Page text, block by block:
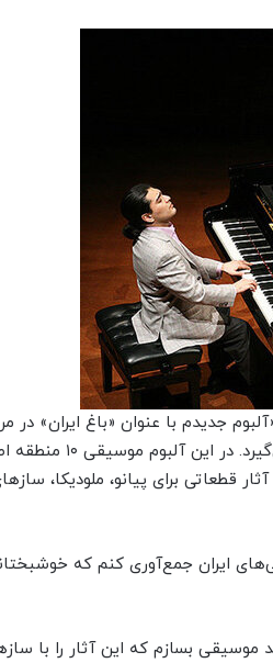
جدیدم با عنوان «باغ ایران» در
ضبط قرار دارد و به زودی منتشر می‌شود و در دسترس علاقه‌مندان قرار
قطعاتی برای پیانو، ملودیکا،
ایران جمع‌آوری کنم که
بسازم که این آثار را با